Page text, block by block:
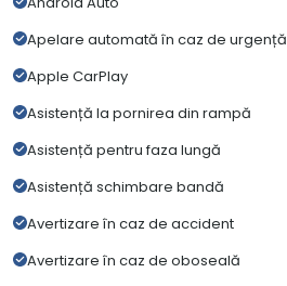
Apelare automată în caz de urgență
Apple CarPlay
Asistență la pornirea din rampă
Asistență pentru faza lungă
Asistență schimbare bandă
Avertizare în caz de accident
Avertizare în caz de oboseală